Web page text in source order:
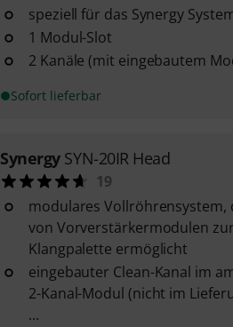
speziell für das Synergy
1 Modul-Slot
2 Kanäle (mit eingebautem
Sofort lieferbar
Synergy SYN-20IR Head
19
modulares Vollröhrensystem,
von Vorverstärkermodulen
Klangpalette ermöglicht
eingebauter Clean-Kanal im
2-Kanal-Modul (nicht im
...